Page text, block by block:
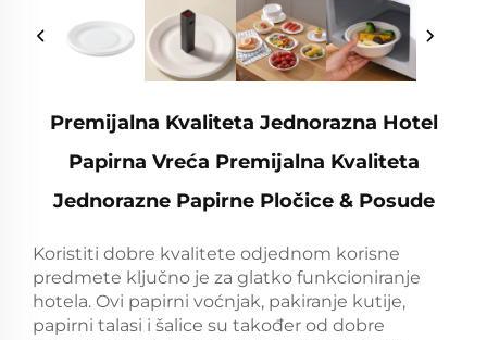
Premijalna Kvaliteta Jednorazna Hotel
Papirna Vreća Premijalna Kvaliteta
Jednorazne Papirne Pločice & Posude
Koristiti dobre kvalitete odjednom korisne
predmete ključno je za glatko funkcioniranje
hotela. Ovi papirni voćnjak, pakiranje kutije,
papirni talasi i šalice su također od dobre